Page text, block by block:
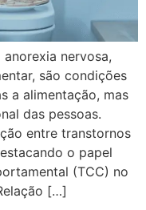
nervosa,
são condições
a alimentação, mas
das pessoas.
entre transtornos
o papel
(TCC) no
[…]